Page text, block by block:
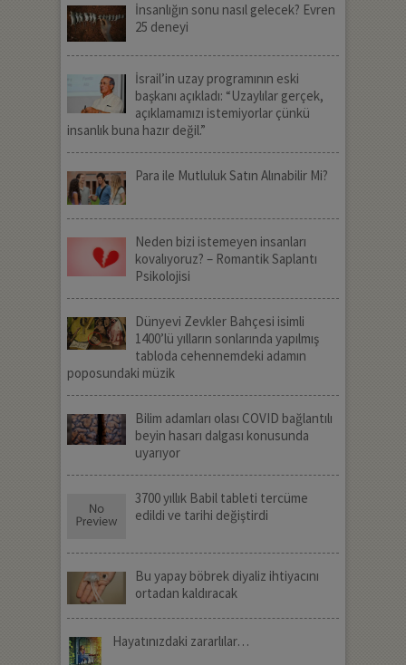
İnsanlığın sonu nasıl gelecek? Evren
25 deneyi
İsrail’in uzay programının eski
başkanı açıkladı: “Uzaylılar gerçek,
açıklamamızı istemiyorlar çünkü
insanlık buna hazır değil.”
Para ile Mutluluk Satın Alınabilir Mi?
Neden bizi istemeyen insanları
kovalıyoruz? – Romantik Saplantı
Psikolojisi
Dünyevi Zevkler Bahçesi isimli
1400’lü yılların sonlarında yapılmış
tabloda cehennemdeki adamın
poposundaki müzik
Bilim adamları olası COVID bağlantılı
beyin hasarı dalgası konusunda
uyarıyor
3700 yıllık Babil tableti tercüme
edildi ve tarihi değiştirdi
Bu yapay böbrek diyaliz ihtiyacını
ortadan kaldıracak
Hayatınızdaki zararlılar…